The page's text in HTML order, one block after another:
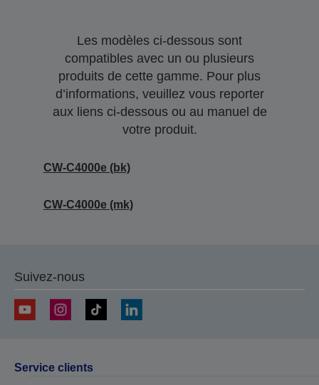
Les modèles ci-dessous sont
compatibles avec un ou plusieurs
produits de cette gamme. Pour plus
d’informations, veuillez vous reporter
aux liens ci-dessous ou au manuel de
votre produit.
CW-C4000e (bk)
CW-C4000e (mk)
Suivez-nous
Service clients